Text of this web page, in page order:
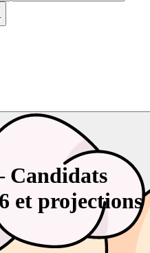
Candidats
et projections